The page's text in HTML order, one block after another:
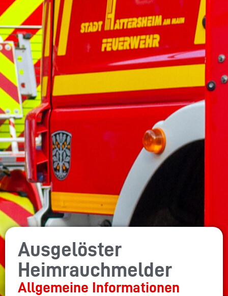
Ausgelöster
Heimrauchmelder
Allgemeine Informationen